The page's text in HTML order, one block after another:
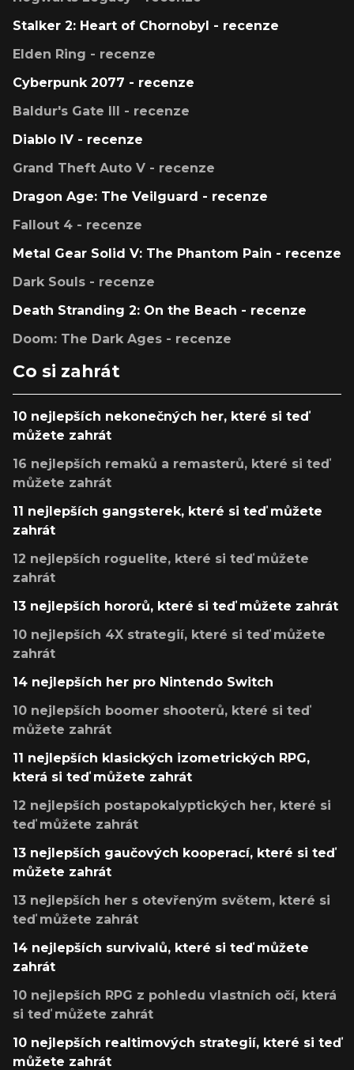
Stalker 2: Heart of Chornobyl - recenze
Elden Ring - recenze
Cyberpunk 2077 - recenze
Baldur's Gate III - recenze
Diablo IV - recenze
Grand Theft Auto V - recenze
Dragon Age: The Veilguard - recenze
Fallout 4 - recenze
Metal Gear Solid V: The Phantom Pain - recenze
Dark Souls - recenze
Death Stranding 2: On the Beach - recenze
Doom: The Dark Ages - recenze
Co si zahrát
10 nejlepších nekonečných her, které si teď
můžete zahrát
16 nejlepších remaků a remasterů, které si teď
můžete zahrát
11 nejlepších gangsterek, které si teď můžete
zahrát
12 nejlepších roguelite, které si teď můžete
zahrát
13 nejlepších hororů, které si teď můžete zahrát
10 nejlepších 4X strategií, které si teď můžete
zahrát
14 nejlepších her pro Nintendo Switch
10 nejlepších boomer shooterů, které si teď
můžete zahrát
11 nejlepších klasických izometrických RPG,
která si teď můžete zahrát
12 nejlepších postapokalyptických her, které si
teď můžete zahrát
13 nejlepších gaučových kooperací, které si teď
můžete zahrát
13 nejlepších her s otevřeným světem, které si
teď můžete zahrát
14 nejlepších survivalů, které si teď můžete
zahrát
10 nejlepších RPG z pohledu vlastních očí, která
si teď můžete zahrát
10 nejlepších realtimových strategií, které si teď
můžete zahrát